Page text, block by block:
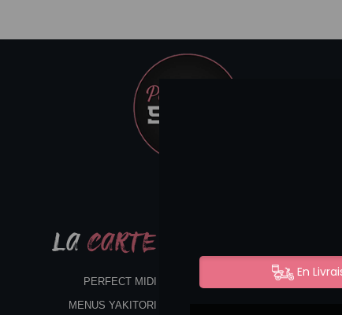
LA CARTE
PERFECT MIDI
MENUS YAKITORI